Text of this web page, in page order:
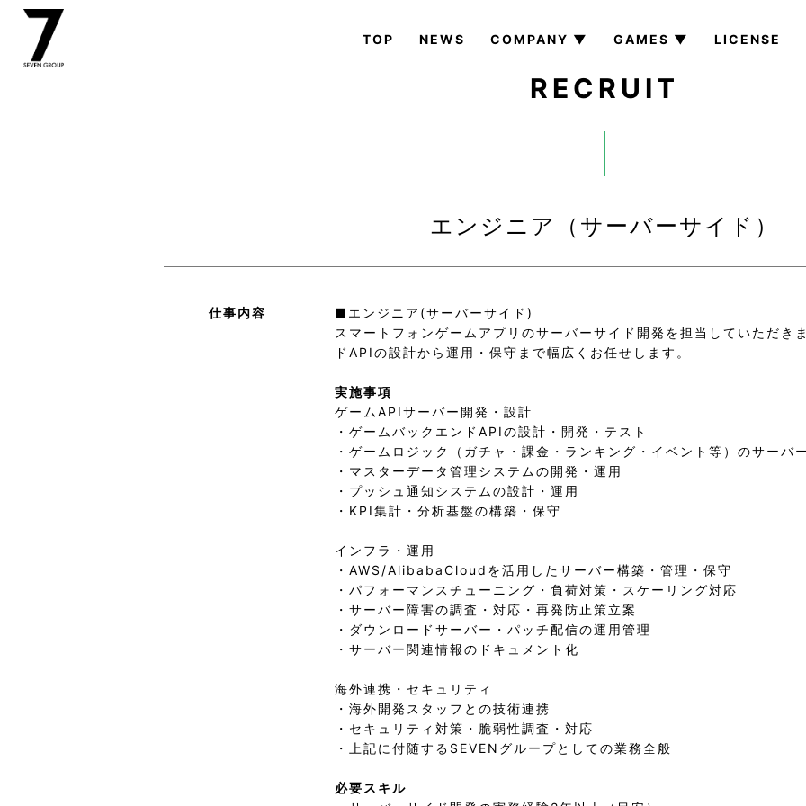
TOP NEWS COMPANY ▼ GAMES ▼ LICENSE
RECRUIT
エンジニア（サーバーサイド）
仕事内容
■エンジニア(サーバーサイド)
スマートフォンゲームアプリのサーバーサイド開発を担当していただき
ドAPIの設計から運用・保守まで幅広くお任せします。
実施事項
ゲームAPIサーバー開発・設計
・ゲームバックエンドAPIの設計・開発・テスト
・ゲームロジック（ガチャ・課金・ランキング・イベント等）のサーバ
・マスターデータ管理システムの開発・運用
・プッシュ通知システムの設計・運用
・KPI集計・分析基盤の構築・保守
インフラ・運用
・AWS/AlibabaCloudを活用したサーバー構築・管理・保守
・パフォーマンスチューニング・負荷対策・スケーリング対応
・サーバー障害の調査・対応・再発防止策立案
・ダウンロードサーバー・パッチ配信の運用管理
・サーバー関連情報のドキュメント化
海外連携・セキュリティ
・海外開発スタッフとの技術連携
・セキュリティ対策・脆弱性調査・対応
・上記に付随するSEVENグループとしての業務全般
必要スキル